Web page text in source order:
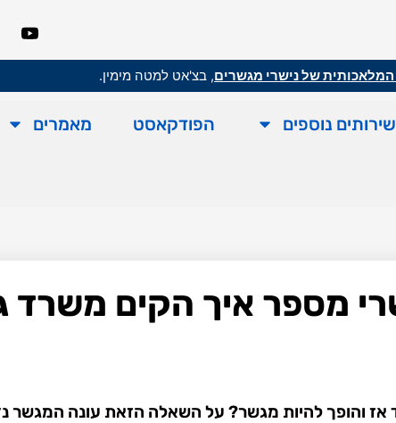
המלאכותית של נישרי מגשרים, בצ'אט למטה מימין.
שירותים נוספים הפודקאסט מאמרים
פרק 9: נדב נישרי מספר איך הקים
והופך להיות מגשר? על השאלה הזאת עונה המגשר